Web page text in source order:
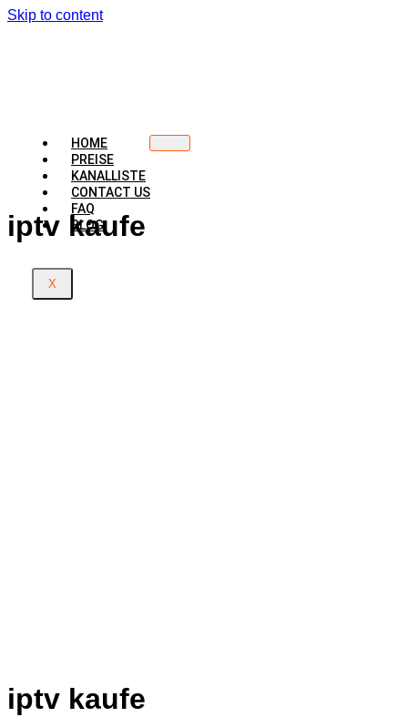
Skip to content
HOME
PREISE
KANALLISTE
CONTACT US
FAQ
BLOG
X
iptv kaufe
iptv kaufe